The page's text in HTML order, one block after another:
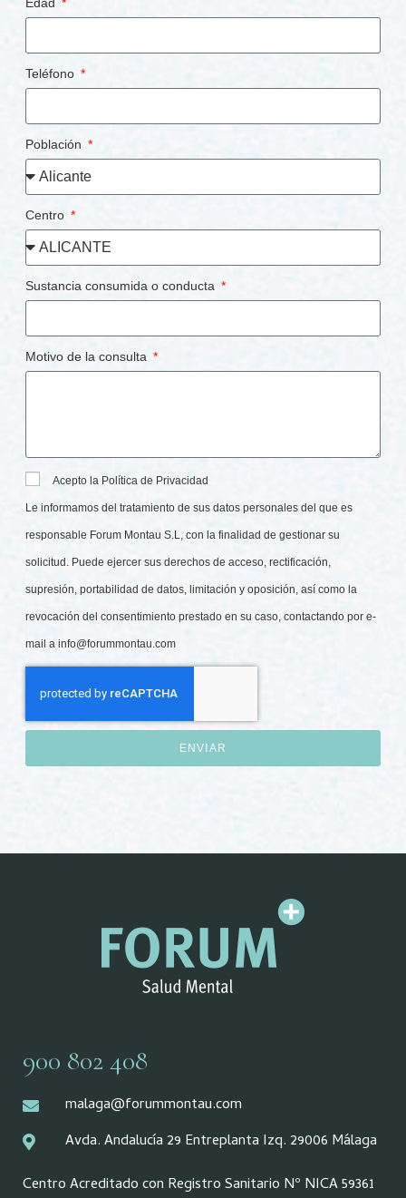
Teléfono
Población
Centro
Sustancia consumida o conducta
Motivo de la consulta
Acepto la Política de Privacidad
Le informamos del tratamiento de sus datos personales del que es
responsable Forum Montau S.L, con la finalidad de gestionar su
solicitud. Puede ejercer sus derechos de acceso, rectificación,
supresión, portabilidad de datos, limitación y oposición, así como la
revocación del consentimiento prestado en su caso, contactando por e-
mail ainfo@forummontau.com
ENVIAR
900 802 408
malaga@forummontau.com
Avda. Andalucía 29 Entreplanta Izq. 29006 Málaga
Centro Acreditado con Registro Sanitario Nº NICA 59361